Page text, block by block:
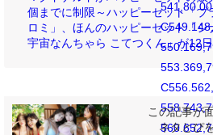
個までに制限～ハッピーセット「プ
ロミ」、ほんのハッピーセット「シ
宇宙なんちゃら こてつくん」が12
この記事が
ネタとぴ